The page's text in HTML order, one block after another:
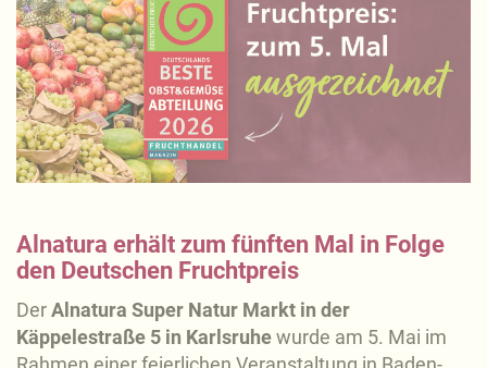
Alnatura erhält zum fünften Mal in Folge
den Deutschen Fruchtpreis
DerAlnatura Super Natur Markt in der
Käppelestraße 5 in Karlsruhewurde am 5. Mai im